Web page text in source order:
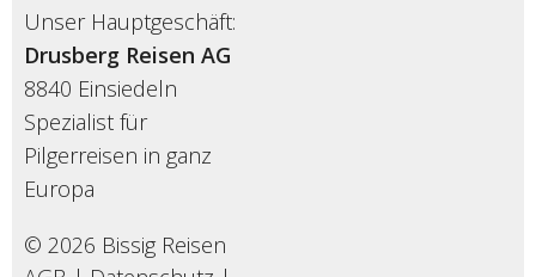
Unser Hauptgeschäft:
Drusberg Reisen AG
8840 Einsiedeln
Spezialist für
Pilgerreisen in ganz
Europa
© 2026 Bissig Reisen